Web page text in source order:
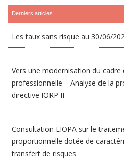
Derniers articles
Les taux sans risque au 30/06/
Vers une modernisation du
professionnelle – Analyse de la
directive IORP II
Consultation EIOPA sur le
proportionnelle dotée de
transfert de risques